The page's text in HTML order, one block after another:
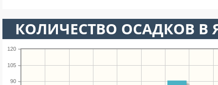
КОЛИЧЕСТВО ОСАДКОВ В
90
105
120